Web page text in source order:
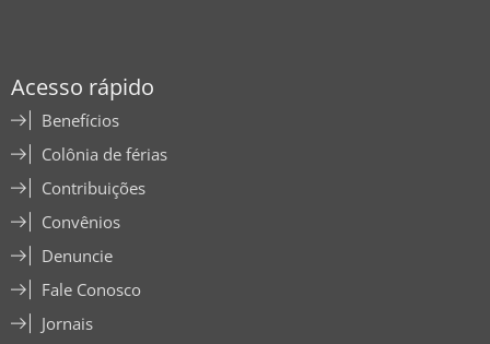
Acesso rápido
Benefícios
Colônia de férias
Contribuições
Convênios
Denuncie
Fale Conosco
Jornais